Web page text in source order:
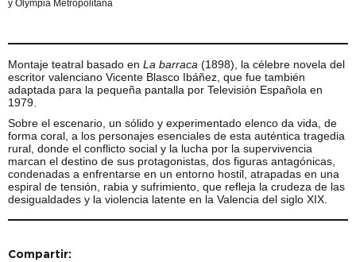
y Olympia Metropolitana
Montaje teatral basado en La barraca (1898), la célebre novela del
escritor valenciano Vicente Blasco Ibáñez, que fue también
adaptada para la pequeña pantalla por Televisión Española en
1979.
Sobre el escenario, un sólido y experimentado elenco da vida, de
forma coral, a los personajes esenciales de esta auténtica tragedia
rural, donde el conflicto social y la lucha por la supervivencia
marcan el destino de sus protagonistas, dos figuras antagónicas,
condenadas a enfrentarse en un entorno hostil, atrapadas en una
espiral de tensión, rabia y sufrimiento, que refleja la crudeza de las
desigualdades y la violencia latente en la Valencia del siglo XIX.
Compartir: